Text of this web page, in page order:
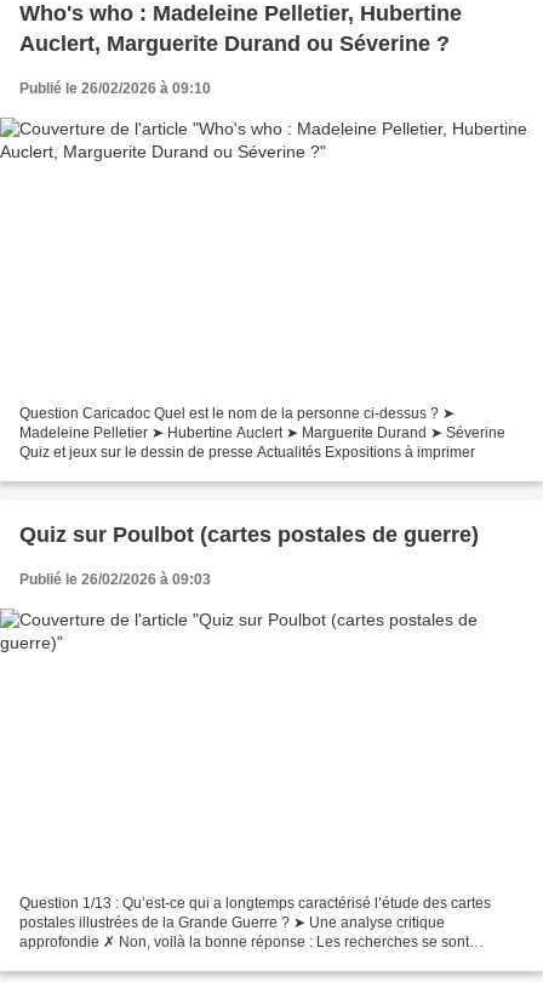
Who's who : Madeleine Pelletier, Hubertine
Auclert, Marguerite Durand ou Séverine ?
Publié le 26/02/2026 à 09:10
Question Caricadoc Quel est le nom de la personne ci-dessus ? ➤
Madeleine Pelletier ➤ Hubertine Auclert ➤ Marguerite Durand ➤ Séverine
Quiz et jeux sur le dessin de presse Actualités Expositions à imprimer
Quiz sur Poulbot (cartes postales de guerre)
Publié le 26/02/2026 à 09:03
Question 1/13 : Qu’est-ce qui a longtemps caractérisé l’étude des cartes
postales illustrées de la Grande Guerre ? ➤ Une analyse critique
approfondie ✗ Non, voilà la bonne réponse : Les recherches se sont